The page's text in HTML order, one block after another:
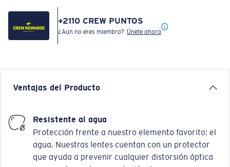
+2110 CREW PUNTOS
¿Aún no eres miembro? Únete ahora
Ventajas del Producto
Resistente al agua
Protección frente a nuestro elemento favorito: el
agua. Nuestras lentes cuentan con un protector
que ayuda a prevenir cualquier distorsión óptica